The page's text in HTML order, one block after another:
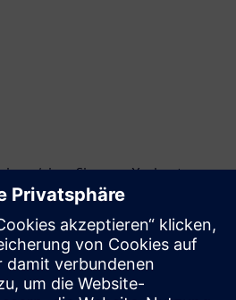
einer Siemens Xcelerator-
ein neues Produkt entwickelt
Kundenlösung durch die
Produkts und des